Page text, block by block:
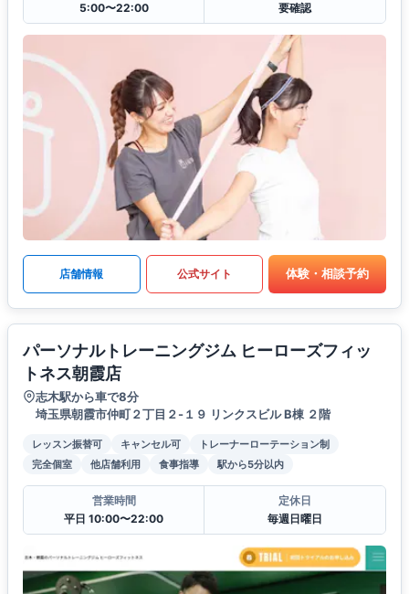
5:00〜22:00
要確認
店舗情報 公式サイト 体験・相談予約
パーソナルトレーニングジム ヒーローズフィッ
トネス朝霞店
志木駅から車で8分
埼玉県朝霞市仲町２丁目２-１９ リンクスビル B棟 ２階
レッスン振替可 キャンセル可
トレーナーローテーション制
完全個室
他店舗利用 食事指導 駅から5分以内
営業時間
平日 10:00〜22:00
定休日
毎週日曜日